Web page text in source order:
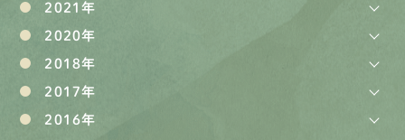
2021年
2020年
2018年
2017年
2016年